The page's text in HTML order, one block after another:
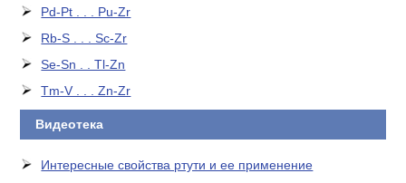
Pd-Pt . . . Pu-Zr
Rb-S . . . Sc-Zr
Se-Sn . . Tl-Zn
Tm-V . . . Zn-Zr
Видеотека
Интересные свойства ртути и ее применение